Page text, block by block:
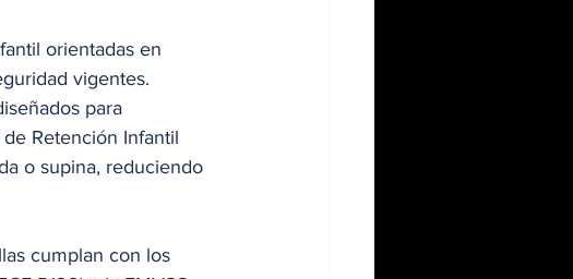
orientadas en
vigentes.
para
Retención Infantil
o supina, reduciendo
cumplan con los